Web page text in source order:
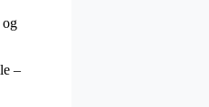
og
–